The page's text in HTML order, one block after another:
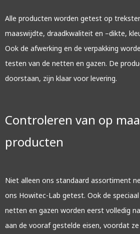
Alle producten worden getest op
maaswijdte, draadkwaliteit en –dikte,
Ook de afwerking en de verpakking
testen van de netten en gazen. De
doorstaan, zijn klaar voor levering.
Controleren van op
producten
Niet alleen ons standaard assortiment
ons Howitec-Lab getest. Ook de
netten en gazen worden eerst volledig
aan de vooraf gestelde eisen, voordat